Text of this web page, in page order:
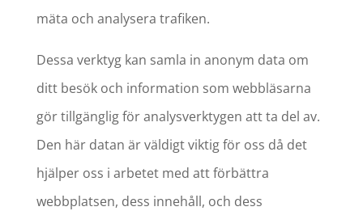
mäta och analysera trafiken.
Dessa verktyg kan samla in anonym data om
ditt besök och information som webbläsarna
gör tillgänglig för analysverktygen att ta del av.
Den här datan är väldigt viktig för oss då det
hjälper oss i arbetet med att förbättra
webbplatsen, dess innehåll, och dess